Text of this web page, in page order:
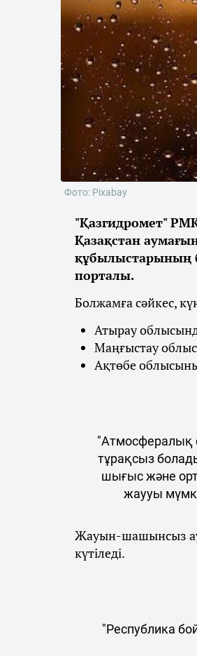
Фото: Pixabay
"Қазгидромет"
Қазақстан
құбылыстарының
порталы.
Болжамға сәйкес,
Атырау
Маңғыстау
Ақтөбе
"Атмосфералық
тұрақсыз
шығыс және
жаууы
Жауын-шашынсыз
күтіледі.
"Республика